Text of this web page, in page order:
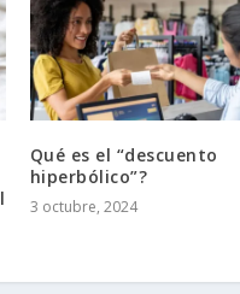
Qué es el “descuento
hiperbólico”?
3 octubre, 2024